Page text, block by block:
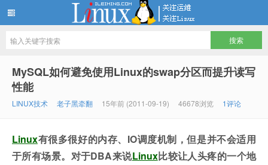
MySQL如何避免使用Linux的swap分区而提升读写
性能
LINUX技术 老子黑牵翻 15年前 (2011-09-19) 46678浏览 1评论
Linux有很多很好的内存、IO调度机制，但是并不会适用
于所有场景。对于DBA来说Linux比较让人头疼的一个地